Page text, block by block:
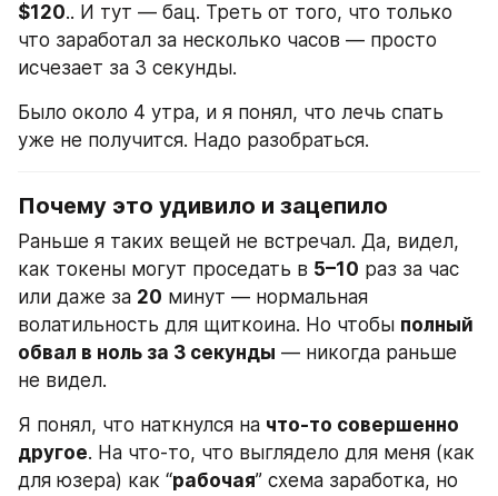
$120.. И тут — бац. Треть от того, что только
что заработал за несколько часов — просто
исчезает за 3 секунды.
Было около 4 утра, и я понял, что лечь спать
уже не получится. Надо разобраться.
Почему это удивило и зацепило
Раньше я таких вещей не встречал. Да, видел,
как токены могут проседать в 5–10 раз за час
или даже за 20 минут — нормальная
волатильность для щиткоина. Но чтобы полный
обвал в ноль за 3 секунды — никогда раньше
не видел.
Я понял, что наткнулся на что-то совершенно
другое. На что-то, что выглядело для меня (как
для юзера) как “рабочая” схема заработка, но